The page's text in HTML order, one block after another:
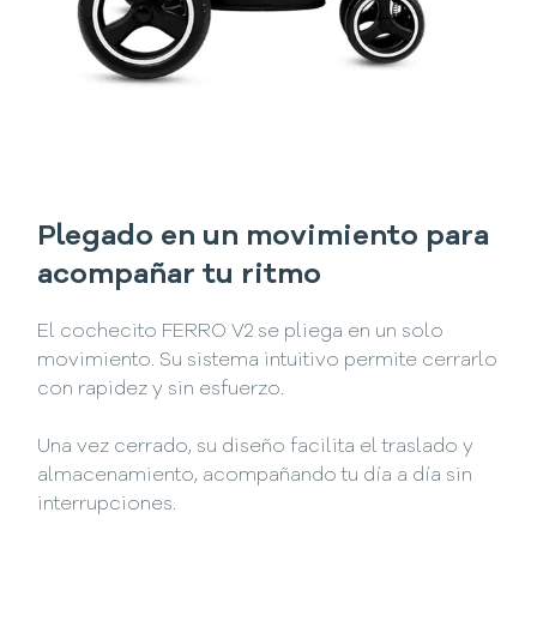
Plegado en un movimiento para
acompañar tu ritmo
El cochecito FERRO V2 se pliega en un solo
movimiento. Su sistema intuitivo permite cerrarlo
con rapidez y sin esfuerzo.
Una vez cerrado, su diseño facilita el traslado y
almacenamiento, acompañando tu día a día sin
interrupciones.